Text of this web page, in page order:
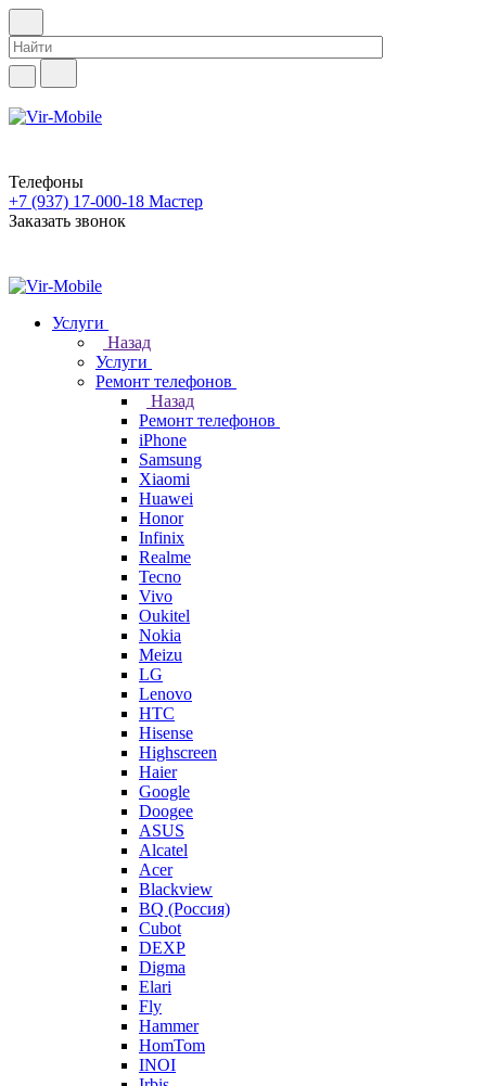
Телефоны
+7 (937) 17-000-18 Мастер
Заказать звонок
Услуги
Назад
Услуги
Ремонт телефонов
Назад
Ремонт телефонов
iPhone
Samsung
Xiaomi
Huawei
Honor
Infinix
Realme
Tecno
Vivo
Oukitel
Nokia
Meizu
LG
Lenovo
HTC
Hisense
Highscreen
Haier
Google
Doogee
ASUS
Alcatel
Acer
Blackview
BQ (Россия)
Cubot
DEXP
Digma
Elari
Fly
Hammer
HomTom
INOI